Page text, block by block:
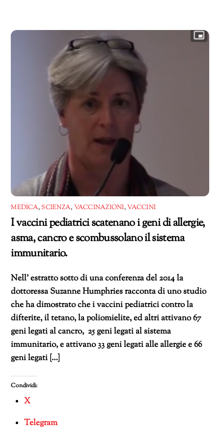
MEDICA,SCIENZA, VACCINAZIONI,VACCINI
I vaccini pediatrici scatenano i geni di allergie,
asma, cancro e scombussolano il sistema
immunitario.
Nell’ estratto sotto di una conferenza del 2014 la
dottoressa Suzanne Humphries racconta di uno studio
che ha dimostrato che i vaccini pediatrici contro la
difterite, il tetano, la poliomielite, ed altri attivano 67
geni legati al cancro, 25 geni legati al sistema
immunitario, e attivano 33 geni legati alle allergie e 66
geni legati […]
Condividi:
X
Telegram